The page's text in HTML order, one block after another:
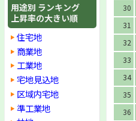
用途別 ランキング
上昇率の大きい順
住宅地
商業地
工業地
宅地見込地
区域内宅地
準工業地
30
31
32
33
34
35
36